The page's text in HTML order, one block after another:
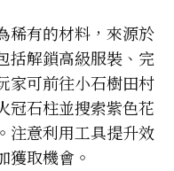
稀有的材料，來源於
括解鎖高級服裝、完
家可前往小石樹田村
冠石柱並搜索紫色花
注意利用工具提升效
獲取機會。